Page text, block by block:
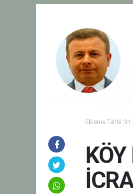
Ekleme Tarihi: 31